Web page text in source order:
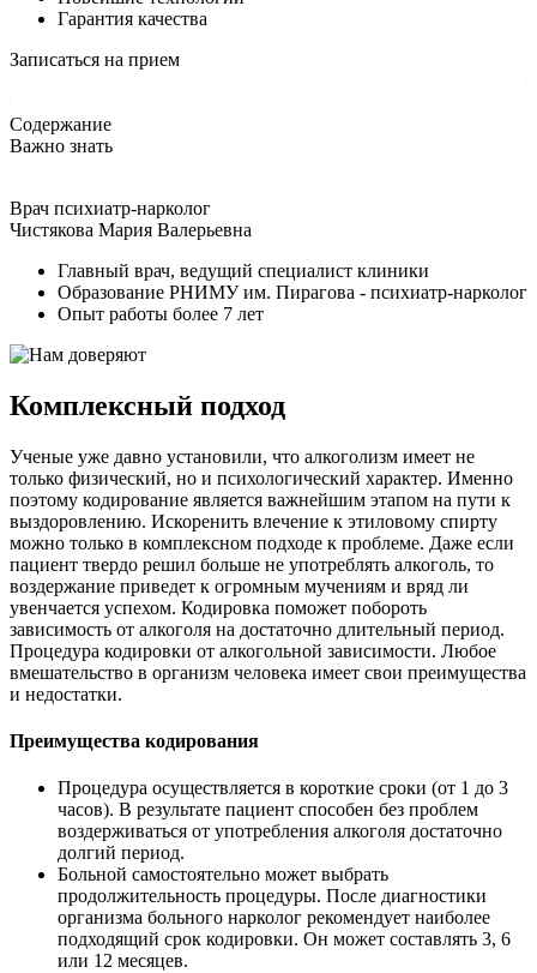
Гарантия качества
Записаться на прием
Содержание
Важно знать
Врач психиатр-нарколог
Чистякова Мария Валерьевна
Главный врач, ведущий специалист клиники
Образование РНИМУ им. Пирагова - психиатр-нарколог
Опыт работы более 7 лет
Комплексный подход
Ученые уже давно установили, что алкоголизм имеет не
только физический, но и психологический характер. Именно
поэтому кодирование является важнейшим этапом на пути к
выздоровлению. Искоренить влечение к этиловому спирту
можно только в комплексном подходе к проблеме. Даже если
пациент твердо решил больше не употреблять алкоголь, то
воздержание приведет к огромным мучениям и вряд ли
увенчается успехом. Кодировка поможет побороть
зависимость от алкоголя на достаточно длительный период.
Процедура кодировки от алкогольной зависимости. Любое
вмешательство в организм человека имеет свои преимущества
и недостатки.
Преимущества кодирования
Процедура осуществляется в короткие сроки (от 1 до 3
часов). В результате пациент способен без проблем
воздерживаться от употребления алкоголя достаточно
долгий период.
Больной самостоятельно может выбрать
продолжительность процедуры. После диагностики
организма больного нарколог рекомендует наиболее
подходящий срок кодировки. Он может составлять 3, 6
или 12 месяцев.